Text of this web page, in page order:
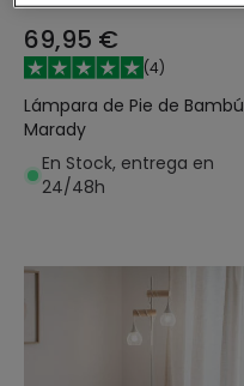
69,95 €
(4)
Lámpara de Pie de Bambú
Marady
En Stock, entrega en
24/48h